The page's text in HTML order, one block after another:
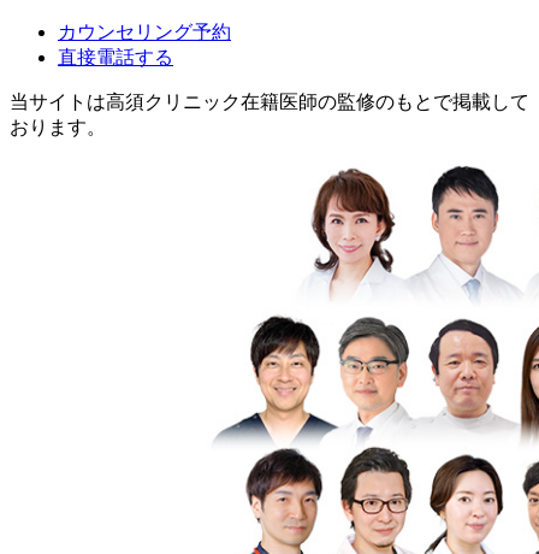
カウンセリング予約
直接電話する
当サイトは高須クリニック在籍医師の監修のもとで掲載して
おります。